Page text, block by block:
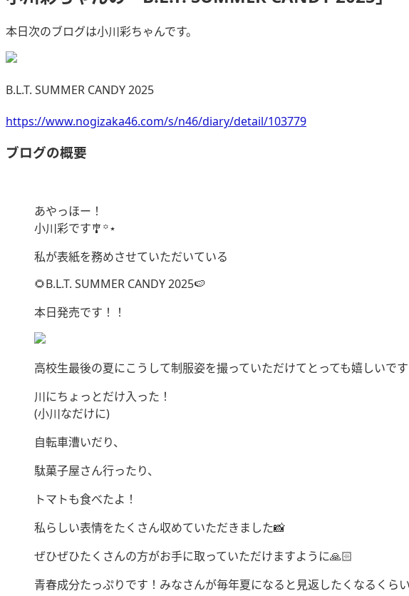
本日次のブログは小川彩ちゃんです。
B.L.T. SUMMER CANDY 2025
https://www.nogizaka46.com/s/n46/diary/detail/103779
ブログの概要
あやっほー！
小川彩です🎐꙳⋆
私が表紙を務めさせていただいている
🌻B.L.T. SUMMER CANDY 2025🍉
本日発売です！！
高校生最後の夏にこうして制服姿を撮っていただけてとっても嬉しいで
川にちょっとだけ入った！
(小川なだけに)
自転車漕いだり、
駄菓子屋さん行ったり、
トマトも食べたよ！
私らしい表情をたくさん収めていただきました📸
ぜひぜひたくさんの方がお手に取っていただけますように🙏🏻
青春成分たっぷりです！みなさんが毎年夏になると見返したくなるくらい